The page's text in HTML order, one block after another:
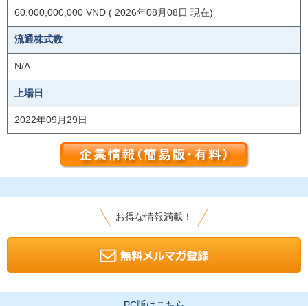
60,000,000,000 VND ( 2026年08月08日 現在)
流通株式数
N/A
上場日
2022年09月29日
お得な情報満載！